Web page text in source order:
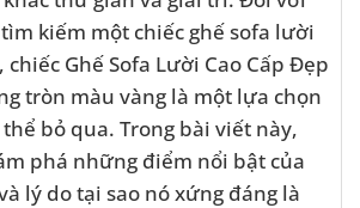
kiếm một chiếc ghế sofa lười
chiếc Ghế Sofa Lười Cao Cấp Đẹp
tròn màu vàng là một lựa chọn
bỏ qua. Trong bài viết này,
phá những điểm nổi bật của
lý do tại sao nó xứng đáng là